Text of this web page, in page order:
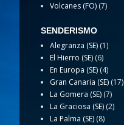
Volcanes (FO) (7)
SENDERISMO
Alegranza (SE) (1)
El Hierro (SE) (6)
En Europa (SE) (4)
Gran Canaria (SE) (17)
La Gomera (SE) (7)
La Graciosa (SE) (2)
La Palma (SE) (8)